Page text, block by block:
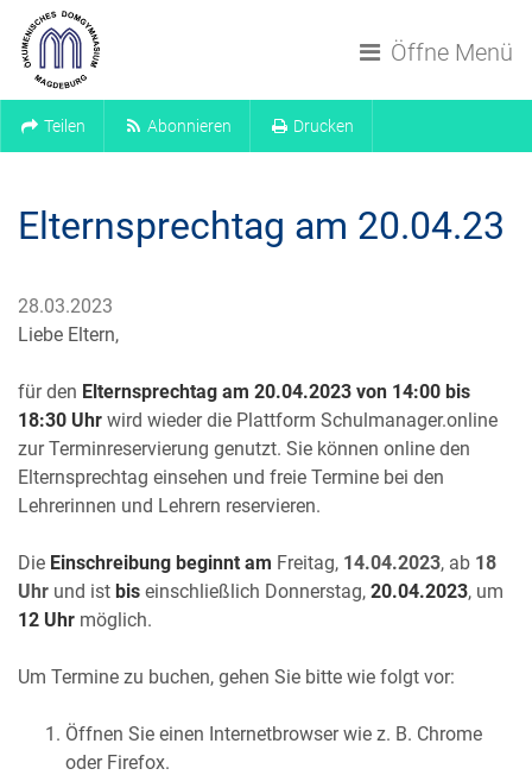
Öffne Menü
Teilen Abonnieren Drucken
Elternsprechtag am 20.04.23
28.03.2023
Liebe Eltern,
für den Elternsprechtag am 20.04.2023 von 14:00 bis
18:30 Uhr wird wieder die Plattform Schulmanager.online
zur Terminreservierung genutzt. Sie können online den
Elternsprechtag einsehen und freie Termine bei den
Lehrerinnen und Lehrern reservieren.
Die Einschreibung beginnt am Freitag, 14.04.2023, ab 18
Uhr und ist bis einschließlich Donnerstag, 20.04.2023, um
12 Uhr möglich.
Um Termine zu buchen, gehen Sie bitte wie folgt vor:
Öffnen Sie einen Internetbrowser wie z. B. Chrome
oder Firefox.